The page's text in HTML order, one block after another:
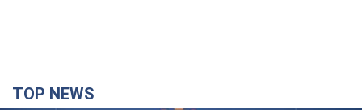
TOP NEWS